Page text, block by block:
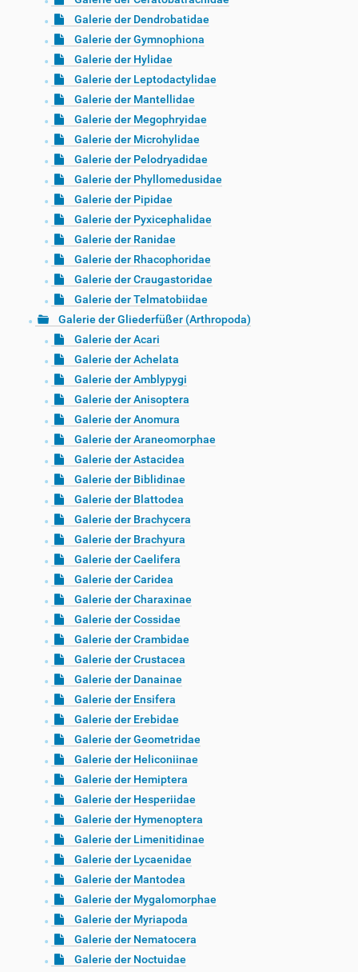
Galerie der Dendrobatidae
Galerie der Gymnophiona
Galerie der Hylidae
Galerie der Leptodactylidae
Galerie der Mantellidae
Galerie der Megophryidae
Galerie der Microhylidae
Galerie der Pelodryadidae
Galerie der Phyllomedusidae
Galerie der Pipidae
Galerie der Pyxicephalidae
Galerie der Ranidae
Galerie der Rhacophoridae
Galerie der Craugastoridae
Galerie der Telmatobiidae
Galerie der Gliederfüßer (Arthropoda)
Galerie der Acari
Galerie der Achelata
Galerie der Amblypygi
Galerie der Anisoptera
Galerie der Anomura
Galerie der Araneomorphae
Galerie der Astacidea
Galerie der Biblidinae
Galerie der Blattodea
Galerie der Brachycera
Galerie der Brachyura
Galerie der Caelifera
Galerie der Caridea
Galerie der Charaxinae
Galerie der Cossidae
Galerie der Crambidae
Galerie der Crustacea
Galerie der Danainae
Galerie der Ensifera
Galerie der Erebidae
Galerie der Geometridae
Galerie der Heliconiinae
Galerie der Hemiptera
Galerie der Hesperiidae
Galerie der Hymenoptera
Galerie der Limenitidinae
Galerie der Lycaenidae
Galerie der Mantodea
Galerie der Mygalomorphae
Galerie der Myriapoda
Galerie der Nematocera
Galerie der Noctuidae